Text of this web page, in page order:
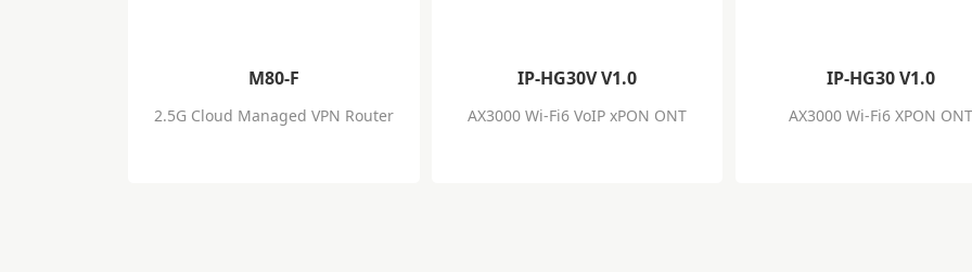
M80-F
2.5G Cloud Managed VPN Router
IP-HG30V V1.0
AX3000 Wi-Fi6 VoIP xPON ONT
IP-HG30 V1.0
AX3000 Wi-Fi6 XPON ONT